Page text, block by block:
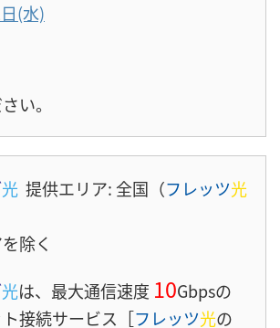
(水)
い。
光 提供エリア: 全国（フレッツ光
除く
光は、最大通信速度 10Gbpsの
接続サービス［フレッツ光の